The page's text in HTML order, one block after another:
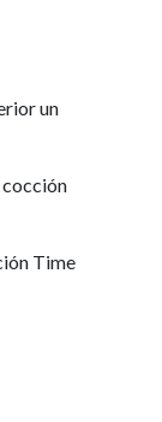
un
cocción
Time